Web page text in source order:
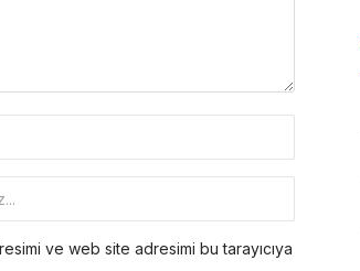
ve web site adresimi bu tarayıcıya